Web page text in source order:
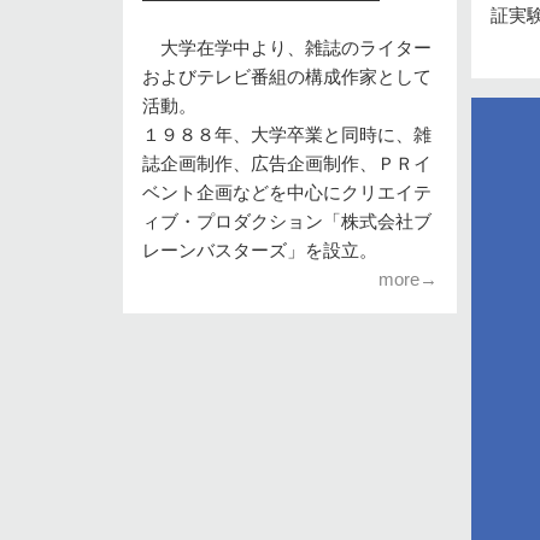
大学在学中より、雑誌のライター
およびテレビ番組の構成作家として
活動。
１９８８年、大学卒業と同時に、雑
誌企画制作、広告企画制作、ＰＲイ
ベント企画などを中心にクリエイテ
ィブ・プロダクション「株式会社ブ
レーンバスターズ」を設立。
more→
証実